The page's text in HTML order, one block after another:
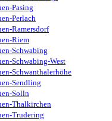
Pasing
Perlach
Ramersdorf
Riem
Schwabing
Schwabing-West
Schwanthalerhöhe
Sendling
Solln
Thalkirchen
Trudering